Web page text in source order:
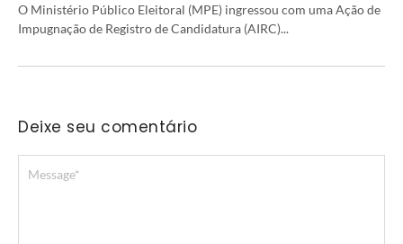
O Ministério Público Eleitoral (MPE) ingressou com uma Ação de
Impugnação de Registro de Candidatura (AIRC)...
Deixe seu comentário